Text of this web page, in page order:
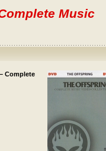
Music
Complete